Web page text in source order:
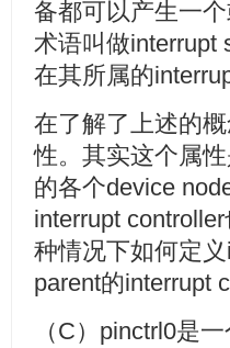
备都可以产生一
术语叫做interrupt
在其所属的
在了解了上述的
性。其实这个属
的各个device
interrupt
种情况下如何定
parent的interrupt
（C）pinctrl0是